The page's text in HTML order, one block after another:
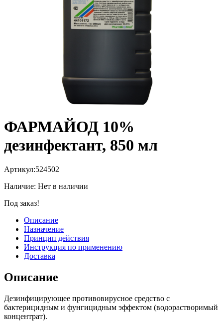
ФАРМАЙОД 10%
дезинфектант, 850 мл
Артикул:524502
Наличие: Нет в наличии
Под заказ!
Описание
Назначение
Принцип действия
Инструкция по применению
Доставка
Описание
Дезинфицирующее противовирусное средство с
бактерицидным и фунгицидным эффектом (водорастворимый
концентрат).